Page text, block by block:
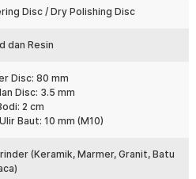
membantu memperpanjang
berulang.
air sebagai pendingin.
mudah digunakan pada proyek
ideal untuk mempercepat proses
optimal.
diameter 80 mm dengan desain
pada sisi, sudut, maupun
Disc / Dry Polishing Disc
dan Resin
Disc: 80 mm
Disc: 3.5 mm
2 cm
Baut: 10 mm (M10)
(Keramik, Marmer, Granit, Batu